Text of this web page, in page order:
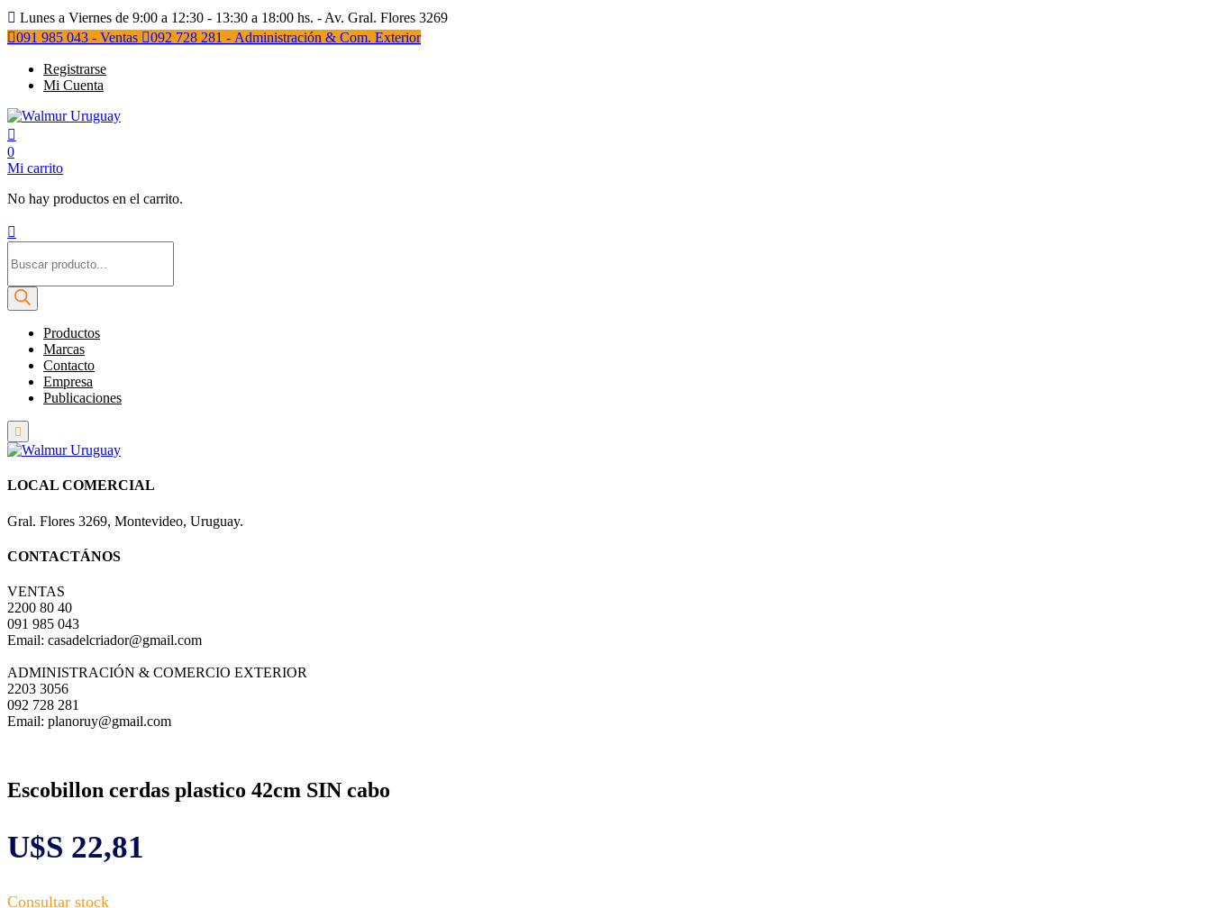
Lunes a Viernes de 9:00 a 12:30 - 13:30 a 18:00 hs. - Av. Gral. Flores 3269
091 985 043 - Ventas
092 728 281 - Administración & Com. Exterior
Registrarse
Mi Cuenta
0
Mi carrito
No hay productos en el carrito.
de
Productos
Marcas
Contacto
Empresa
Publicaciones
LOCAL COMERCIAL
Gral. Flores 3269, Montevideo, Uruguay.
CONTACTÁNOS
VENTAS
2200 80 40
091 985 043
Email: casadelcriador@gmail.com
ADMINISTRACIÓN & COMERCIO EXTERIOR
2203 3056
092 728 281
Email: planoruy@gmail.com
Escobillon cerdas plastico 42cm SIN cabo
U$S 22,81